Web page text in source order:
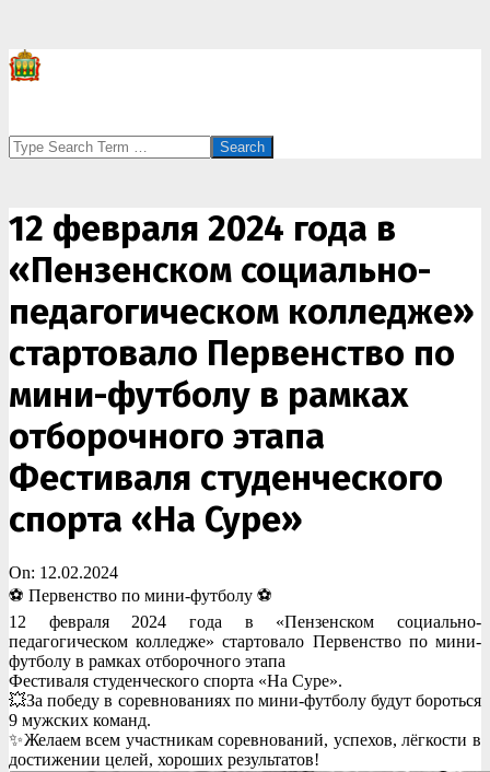
Search
12 февраля 2024 года в
«Пензенском социально-
педагогическом колледже»
стартовало Первенство по
мини-футболу в рамках
отборочного этапа
Фестиваля студенческого
спорта «На Суре»
On: 12.02.2024
⚽️ Первенство по мини-футболу ⚽️
12 февраля 2024 года в «Пензенском социально-
педагогическом колледже» стартовало Первенство по мини-
футболу в рамках отборочного этапа
Фестиваля студенческого спорта «На Суре».
💥За победу в соревнованиях по мини-футболу будут бороться
9 мужских команд.
✨Желаем всем участникам соревнований, успехов, лёгкости в
достижении целей, хороших результатов!